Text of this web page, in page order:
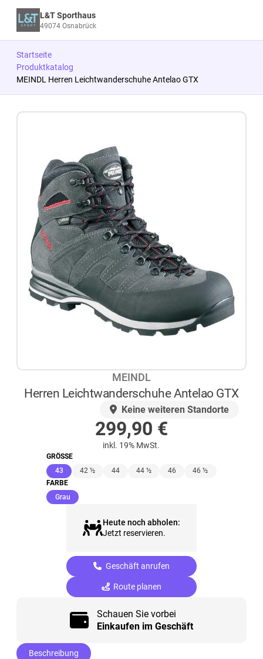
L&T Sporthaus
49074 Osnabrück
Startseite
Produktkatalog
MEINDL Herren Leichtwanderschuhe Antelao GTX
MEINDL
Herren Leichtwanderschuhe Antelao GTX
Keine weiteren Standorte
299,90 €
inkl. 19% MwSt.
GRÖSSE
43(ausgewählt)
42 ½ 44 44 ½ 46
46 ½
FARBE
Grau(ausgewählt)
Heute noch abholen:
Jetzt reservieren.
Geschäft anrufen
Route planen
Schauen Sie vorbei
Einkaufen im Geschäft
Beschreibung